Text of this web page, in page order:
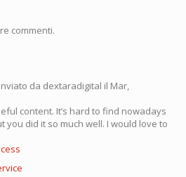
commenti.
Inviato da dextaradigital il Mar,
content. It’s hard to find nowadays
you did it so much well. I would love to